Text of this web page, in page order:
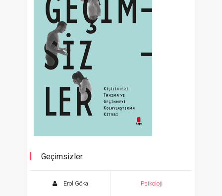
Geçimsizler
Kitabı
Erol Göka Psikoloji